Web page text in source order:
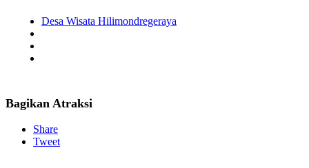
Desa Wisata Hilimondregeraya
Bagikan Atraksi
Share
Tweet